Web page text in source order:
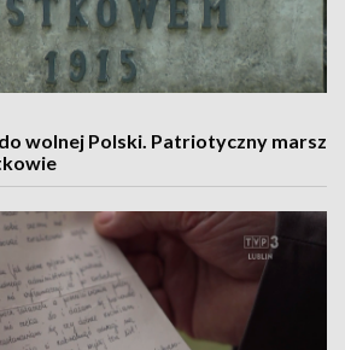
wolnej Polski. Patriotyczny marsz